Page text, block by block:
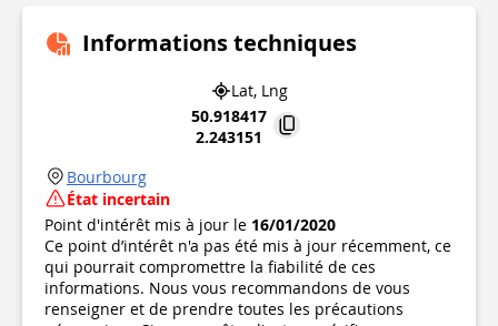
Informations techniques
Lat, Lng
50.918417
2.243151
Bourbourg
État incertain
Point d'intérêt mis à jour le 16/01/2020
Ce point d’intérêt n'a pas été mis à jour récemment, ce
qui pourrait compromettre la fiabilité de ces
informations. Nous vous recommandons de vous
renseigner et de prendre toutes les précautions